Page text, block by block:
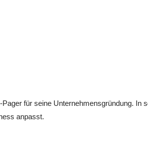
für seine Unternehmensgründung. In
anpasst.